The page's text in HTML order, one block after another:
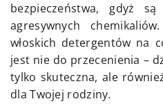
bezpieczeństwa, gdyż
agresywnych
włoskich detergentów na
jest nie do przecenienia –
tylko skuteczna, ale
dla Twojej rodziny.